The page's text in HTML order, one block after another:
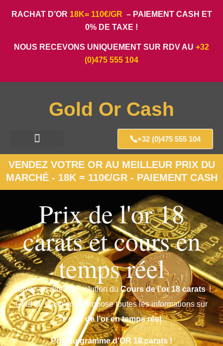
RACHAT D’OR 18K= 110€/GR – PAIEMENT CASH ET
0% DE TAXE !
NOUS RECEVONS UNIQUEMENT SUR RDV AU +32
(0)475 555 104
Gold Or Cash
+32 (0)475 555 104
VENDEZ VOTRE OR AU MEILLEUR PRIX DU
MARCHÉ - 18K = 110€/GR - PAIEMENT CASH
Prix de l'or 18
carats et cours en
temps réel
Suivez en direct l’évolution duCours de l’or 18 carats!
Gold Or Cash vous propose toutes les informations sur
leprix de l’or en temps réel.
Prix du gramme d’OR 18 carats !